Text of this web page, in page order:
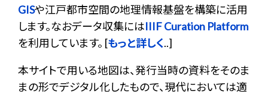
GISや江戸都市空間の地理情報基盤を構築に活用
します。なおデータ収集にはIIIF Curation Platform
を利用しています。 [もっと詳しく..]
本サイトで用いる地図は、発行当時の資料をそのま
まの形でデジタル化したもので、現代においては適